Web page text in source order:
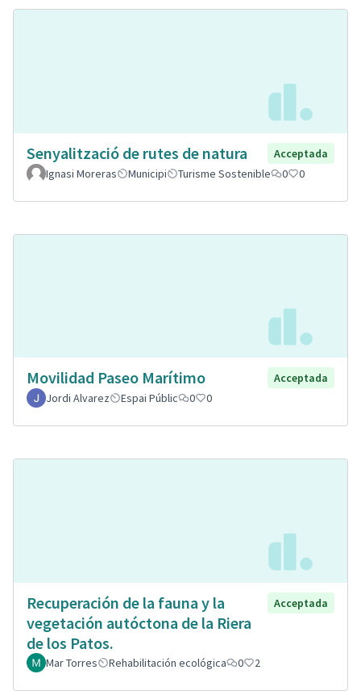
Senyalització de rutes de natura
Acceptada
Ignasi Moreras
Municipi Turisme Sostenible 0 0
Movilidad Paseo Marítimo
Acceptada
Jordi Alvarez
Espai Públic 0 0
Recuperación de la fauna y la
vegetación autóctona de la Riera
de los Patos.
Acceptada
Mar Torres Rehabilitación ecológica 0 2